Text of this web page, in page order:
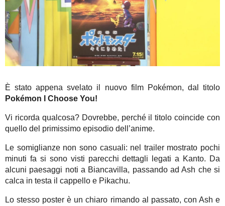
È stato appena svelato il nuovo film Pokémon, dal titolo
Pokémon I Choose You!
Vi ricorda qualcosa? Dovrebbe, perché il titolo coincide con
quello del primissimo episodio dell’anime.
Le somiglianze non sono casuali: nel trailer mostrato pochi
minuti fa si sono visti parecchi dettagli legati a Kanto. Da
alcuni paesaggi noti a Biancavilla, passando ad Ash che si
calca in testa il cappello e Pikachu.
Lo stesso poster è un chiaro rimando al passato, con Ash e